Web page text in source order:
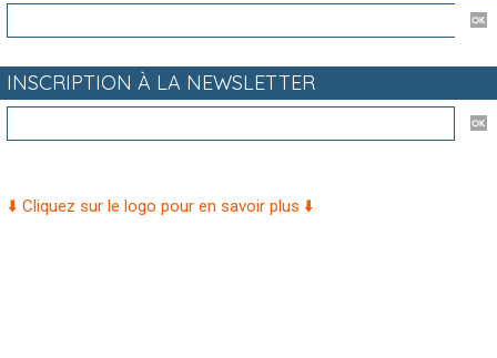
INSCRIPTION À LA NEWSLETTER
⬇️ Cliquez sur le logo pour en savoir plus ⬇️